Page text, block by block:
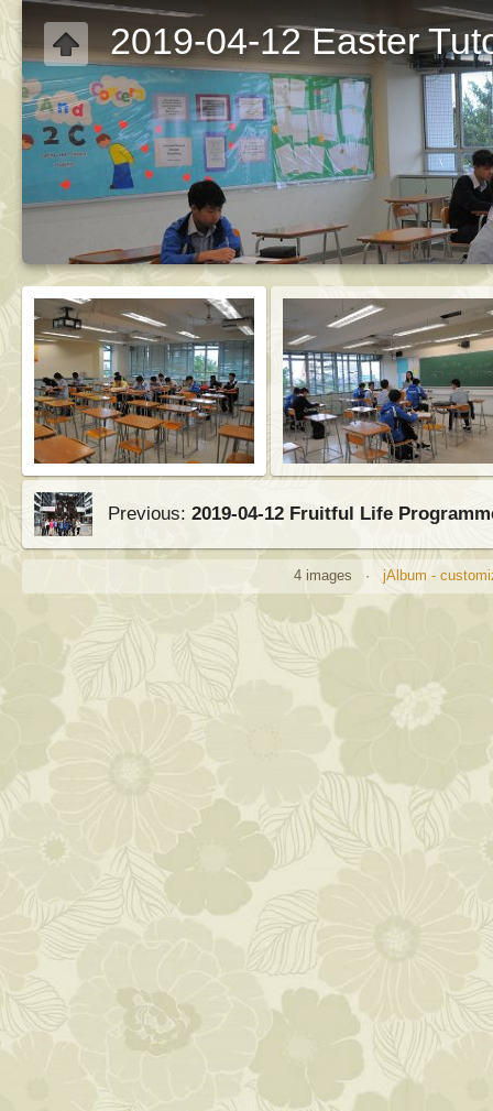
2019-04-12 Easter
Previous:2019-04-12 Fruitful Life
4 images ·jAlbum -